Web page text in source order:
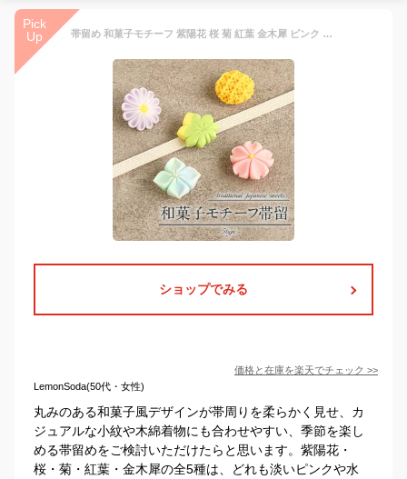
Pick
Up
帯留め 和菓子モチーフ 紫陽花 桜 菊 紅葉 金木犀 ピンク 水色 紫 緑 黄 全5種 日本製 普段用 カジュアル用 小紋 紬 お洒落着物 茶道 華道 お稽古 和装 通販 購入 箱入り お菓子 樹脂 かわいい キンモクセイ 帯留 おびどめ お洒落 上品 プレゼント 桐箱入り 練り切り
ショップでみる
価格と在庫を楽天でチェック >>
LemonSoda(50代・女性)
丸みのある和菓子風デザインが帯周りを柔らかく見せ、カ
ジュアルな小紋や木綿着物にも合わせやすい、季節を楽し
める帯留めをご検討いただけたらと思います。紫陽花・
桜・菊・紅葉・金木犀の全5種は、どれも淡いピンクや水